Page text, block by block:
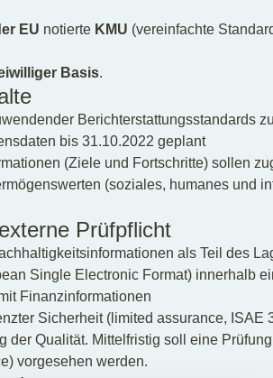
EU notierte KMU (vereinfachte
Basis.
Berichterstattungsstandards
bis 31.10.2022 geplant
(Ziele und Fortschritte) sollen
(soziales, humanes und
Prüfpflicht
als Teil des
Single Electronic Format) innerhalb
Finanzinformationen
Sicherheit (limited assurance, ISAE
der Qualität. Mittelfristig soll eine
vorgesehen werden.